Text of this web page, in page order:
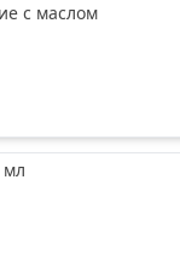
с маслом
мл